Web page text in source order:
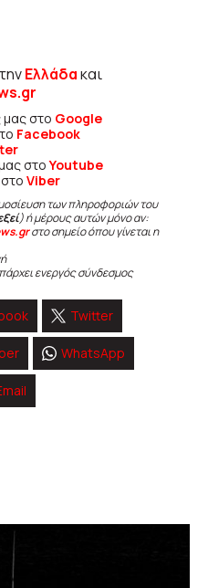
Ελλάδακαι
μας στο Google
Facebook
στοYoutube
Viber
των πληροφοριών του
) ή μέρους αυτών μόνο αν:
στο σημείο όπου γίνεται η
ενεργός σύνδεσμος
Twitter
WhatsApp